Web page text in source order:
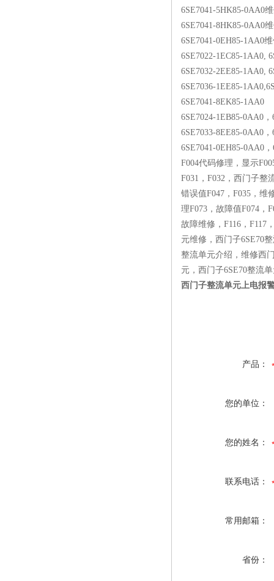
6SE7041-5HK85-0AA0
6SE7041-8HK85-0AA0
6SE7041-0EH85-1AA0
6SE7022-1EC85-1AA0,
6SE7032-2EE85-1AA0,
6SE7036-1EE85-
6SE7041-8EK85-1AA0
6SE7024-1EB85-0AA0
6SE7033-8EE85-0AA0
6SE7041-0EH85-0AA0
F004代码修理，显示
F031，F032，西门子整
错误值F047，F035，维
理F073，故障值F074，
故障维修，F116，F117
元维修，西门子6SE70
整流单元介绍，维修西
元，西门子6SE70整流
西门子整流单元上电报
产品：
您的单位：
您的姓名：
联系电话：
常用邮箱：
省份：